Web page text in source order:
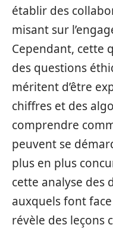
établir des
misant sur
Cependant, cette
des questions
méritent d’être
chiffres et des
comprendre
peuvent se
plus en plus
cette analyse des
auxquels font
révèle des leçons